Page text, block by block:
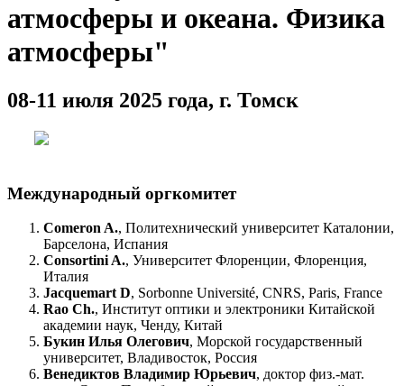
атмосферы и океана. Физика
атмосферы"
08-11 июля 2025 года, г. Томск
Международный оргкомитет
Comeron A., Политехнический университет Каталонии,
Барселона, Испания
Consortini A., Университет Флоренции, Флоренция,
Италия
Jacquemart D, Sorbonne Université, CNRS, Paris, France
Rao Ch., Институт оптики и электроники Китайской
академии наук, Ченду, Китай
Букин Илья Олегович, Морской государственный
университет, Владивосток, Россия
Венедиктов Владимир Юрьевич, доктор физ.-мат.